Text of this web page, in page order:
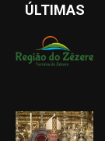
ÚLTIMAS